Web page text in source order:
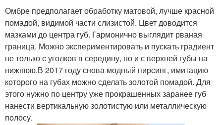
Омбре предполагает обработку матовой, лучше красной
помадой, видимой части слизистой. Цвет доводится
мазками до центра губ. Гармонично выглядит рваная
граница. Можно экспериментировать и пускать градиент
не только с уголков в середину, но и с верхней губы на
нижнюю.В 2017 году снова модный пирсинг, имитацию
которого на губах можно сделать золотой помадой. Для
этого нужно по центру уже прокрашенных заранее губ
нанести вертикальную золотистую или металлическую
полосу.